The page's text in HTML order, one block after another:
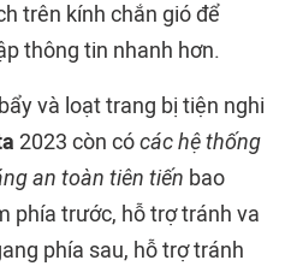
trên kính chắn gió để
thông tin nhanh hơn.
và loạt trang bị tiện nghi
2023 còn cócác hệ thống
an toàn tiên tiến bao
phía trước, hỗ trợ tránh va
phía sau, hỗ trợ tránh